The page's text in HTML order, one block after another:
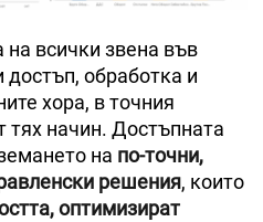
на всички звена във
обработка и
хора, в точния
начин. Достъпната
на по-точни,
решения, които
оптимизират